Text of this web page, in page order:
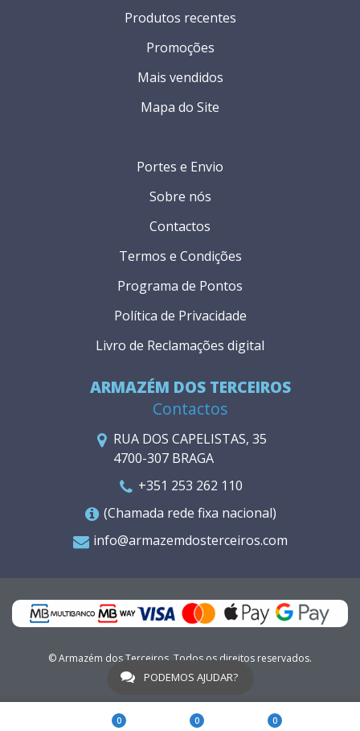
0 0 0
ARMAZÉM DOS TERCEIROS
Contactos
RUA DOS CAPELISTAS, 35
4700-307 BRAGA
+351 253 262 110
(Chamada rede fixa nacional)
info@armazemdosterceiros.com
Portes e Envio
Sobre nós
Contactos
Termos e Condições
Programa de Pontos
Política de Privacidade
Livro de Reclamações digital
Produtos recentes
Promoções
Mais vendidos
Mapa do Site
© Armazém dos Terceiros. Todos os direitos reservados.
WGO
PODEMOS AJUDAR?